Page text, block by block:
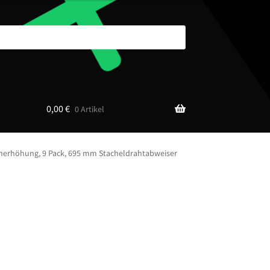
0,00€ 0 Artikel
9 Pack, 695 mm Stacheldrahtabweiser